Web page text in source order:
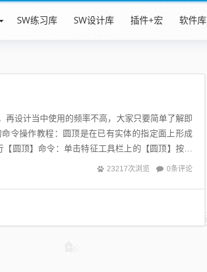
SW练习库 SW设计库 插件+宏 软件库
再设计当中使用的频率不高，大家只要简单了解即
令操作教程：圆顶是在已有实体的指定面上形成
圆顶】命令：单击特征工具栏上的【圆顶】按钮
23217次浏览 0条评论